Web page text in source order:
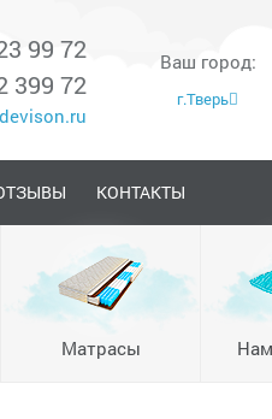
99 72
399 72
Ваш город:
г.Тверь
КОНТАКТЫ
Матрасы